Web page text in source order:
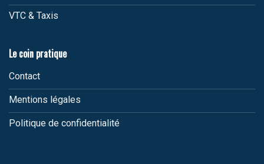
VTC & Taxis
Le coin pratique
Contact
Mentions légales
Politique de confidentialité